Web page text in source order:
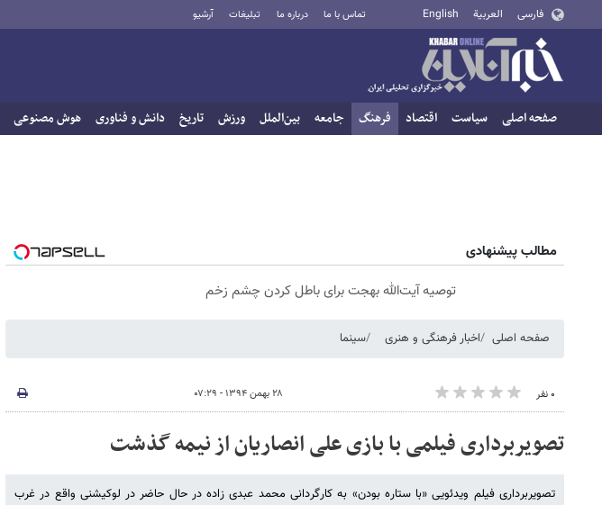
فارسی العربية English تماس با ما درباره ما تبلیغات آرشیو
صفحه اصلی سیاست اقتصاد فرهنگ جامعه بین‌الملل ورزش تاریخ دانش و فناوری هوش مصنوعی
مطالب پیشنهادی
توصیه آیت‌الله بهجت برای باطل کردن چشم زخم
صفحه اصلی اخبار فرهنگی و هنری سینما
۰ نفر ۲۸ بهمن ۱۳۹۴ - ۰۷:۲۹
تصویربرداری فیلمی با بازی علی انصاریان از نیمه گذشت
تصویربرداری فیلم ویدئویی «با ستاره بودن» به کارگردانی محمد عبدی زاده در حال حاضر در لوکیشنی واقع در غرب